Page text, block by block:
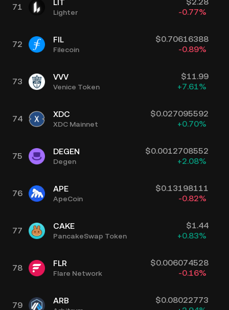
71 LIT
Lighter
-0.77%
72 FIL
Filecoin
$0.70616388
-0.89%
73 VVV
Venice Token
$11.99
+7.61%
74 XDC
XDC Mainnet
$0.027095592
+0.70%
75 DEGEN
Degen
$0.0012708552
+2.08%
76 APE
ApeCoin
$0.13198111
-0.82%
77 CAKE
PancakeSwap Token
$1.44
+0.83%
78 FLR
Flare Network
$0.006074528
-0.16%
79 ARB $0.08022773